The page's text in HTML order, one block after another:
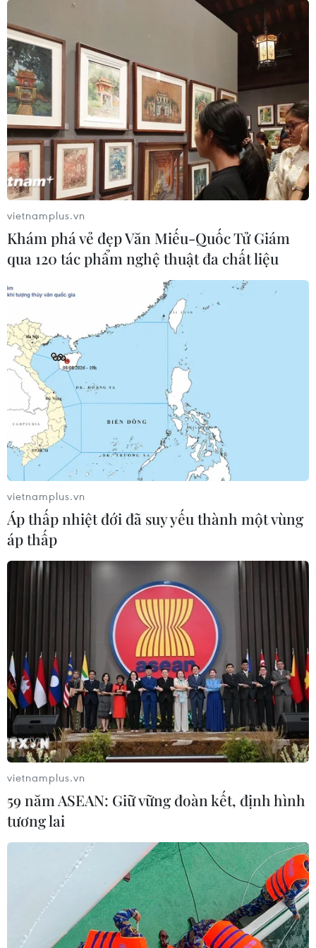
TIN CÙNG CHUYÊN MỤC
Việt Nam là điểm đến hấp dẫn với
doanh nghiệp bán dẫn hàng đầu của
vietnamplus.vn
Khám phá vẻ đẹp Văn Miếu-Quốc Tử Giám
qua 120 tác phẩm nghệ thuật đa chất liệu
vietnamplus.vn
Áp thấp nhiệt đới đã suy yếu thành một vùng
áp thấp
vietnamplus.vn
59 năm ASEAN: Giữ vững đoàn kết, định hình
tương lai